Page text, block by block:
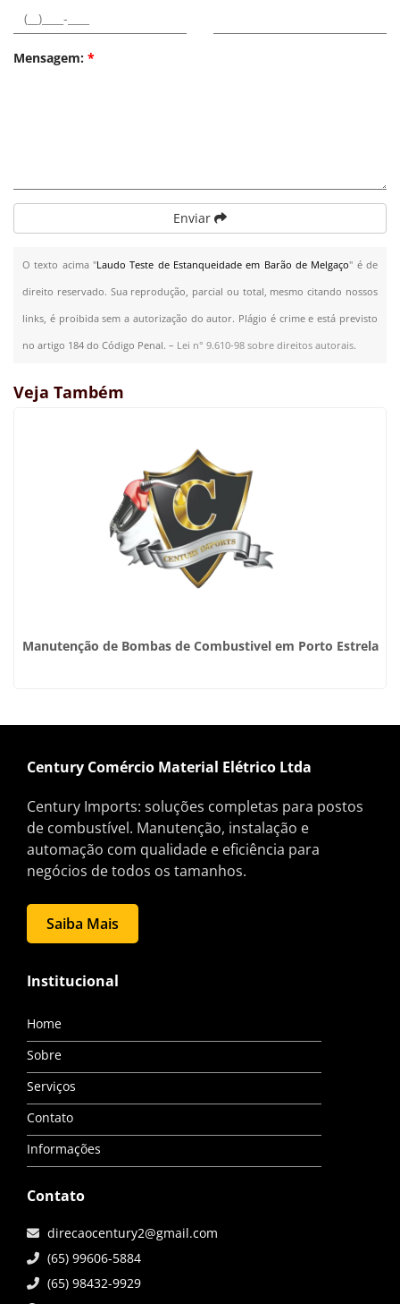
Mensagem: *
Enviar
O texto acima "Laudo Teste de Estanqueidade em Barão de Melgaço" é de
direito reservado. Sua reprodução, parcial ou total, mesmo citando nossos
links, é proibida sem a autorização do autor. Plágio é crime e está previsto
no artigo 184 do Código Penal. – Lei n° 9.610-98 sobre direitos autorais.
Veja Também
Manutenção de Bombas de Combustivel em Porto Estrela
Century Comércio Material Elétrico Ltda
Century Imports: soluções completas para postos
de combustível. Manutenção, instalação e
automação com qualidade e eficiência para
negócios de todos os tamanhos.
Saiba Mais
Institucional
Home
Sobre
Serviços
Contato
Informações
Contato
direcaocentury2@gmail.com
(65) 99606-5884
(65) 98432-9929